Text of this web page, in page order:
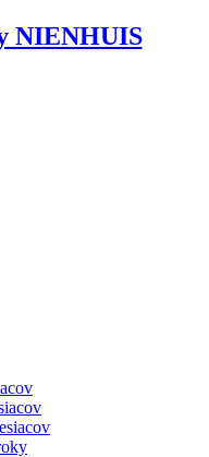
NIENHUIS